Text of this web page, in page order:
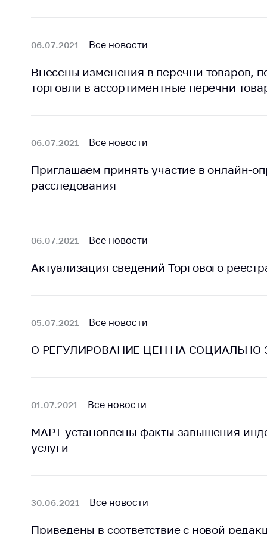
Торговля и услуги
контроль закупок
Защита прав
рекламной
Международное
сотрудничество
регулирования
Биржевая торговля
Беларусь
Защита
Новости
по
06.07.2021 Все новости
Внесены изменения в перечни товаров,
торговли в ассортиментные перечни
06.07.2021 Все новости
Приглашаем принять участие в онлайн-
расследования
06.07.2021 Все новости
Актуализация сведений Торгового
05.07.2021 Все новости
О РЕГУЛИРОВАНИЕ ЦЕН НА
01.07.2021 Все новости
МАРТ установлены факты завышения
услуги
30.06.2021 Все новости
Приведены в соответствие с новой